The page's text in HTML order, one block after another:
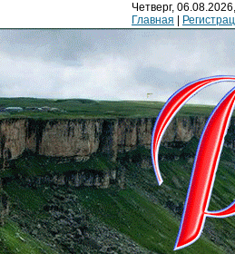
Четверг,
Главная